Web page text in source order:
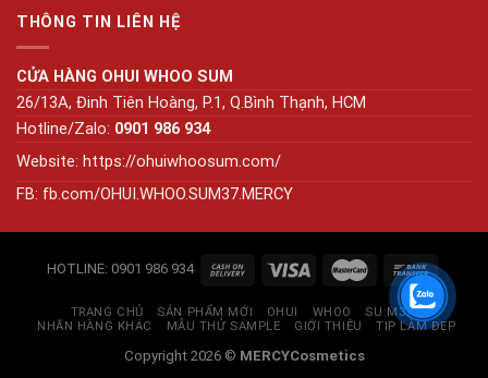
THÔNG TIN LIÊN HỆ
CỬA HÀNG OHUI WHOO SUM
26/13A, Đinh Tiên Hoàng, P.1, Q.Bình Thạnh, HCM
Hotline/Zalo: 0901 986 934
Website: https://ohuiwhoosum.com/
FB: fb.com/OHUI.WHOO.SUM37.MERCY
HOTLINE: 0901 986 934
TRANG CHỦ SẢN PHẨM MỚI OHUI WHOO
SU:M37
NHÃN HÀNG KHÁC
MẪU THỬ SAMPLE GIỚI THIỆU TIP LÀM ĐẸP
Copyright 2026 © MERCYCosmetics